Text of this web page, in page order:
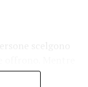
a
per